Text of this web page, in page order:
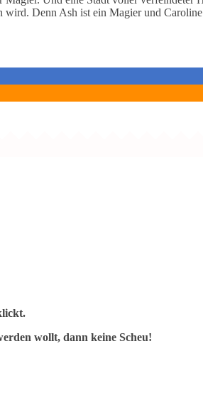
wird. Denn Ash ist ein Magier und
wollt, dann keine Scheu!